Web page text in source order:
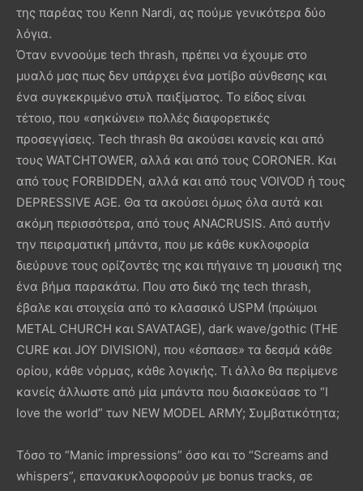
της παρέας του Kenn Nardi, ας πούμε γενικότερα δύο
λόγια.
Όταν εννοούμε tech thrash, πρέπει να έχουμε στο
μυαλό μας πως δεν υπάρχει ένα μοτίβο σύνθεσης και
ένα συγκεκριμένο στυλ παιξίματος. Το είδος είναι
τέτοιο, που «σηκώνει» πολλές διαφορετικές
προσεγγίσεις. Tech thrash θα ακούσει κανείς και από
τους WATCHTOWER, αλλά και από τους CORONER. Και
από τους FORBIDDEN, αλλά και από τους VOIVOD ή τους
DEPRESSIVE AGE. Θα τα ακούσει όμως όλα αυτά και
ακόμη περισσότερα, από τους ANACRUSIS. Από αυτήν
την πειραματική μπάντα, που με κάθε κυκλοφορία
διεύρυνε τους ορίζοντές της και πήγαινε τη μουσική της
ένα βήμα παρακάτω. Που στο δικό της tech thrash,
έβαλε και στοιχεία από το κλασσικό USPM (πρώιμοι
METAL CHURCH και SAVATAGE), dark wave/gothic (THE
CURE και JOY DIVISION), που «έσπασε» τα δεσμά κάθε
ορίου, κάθε νόρμας, κάθε λογικής. Τι άλλο θα περίμενε
κανείς άλλωστε από μία μπάντα που διασκεύασε το “I
love the world” των NEW MODEL ARMY; Συμβατικότητα;
Τόσο το “Manic impressions” όσο και το “Screams and
whispers”, επανακυκλοφορούν με bonus tracks, σε